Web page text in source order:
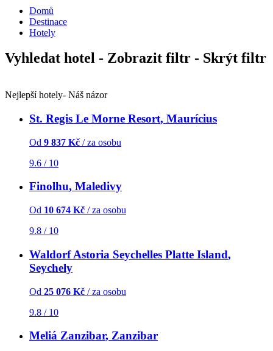
Domů
Destinace
Hotely
Vyhledat hotel - Zobrazit filtr - Skrýt filtr
Nejlepší hotely- Náš názor
St. Regis Le Morne Resort, Maurícius
Od 9 837 Kč / za osobu
9.6 / 10
Finolhu, Maledivy
Od 10 674 Kč / za osobu
9.8 / 10
Waldorf Astoria Seychelles Platte Island,
Seychely
Od 25 076 Kč / za osobu
9.8 / 10
Meliá Zanzibar, Zanzibar